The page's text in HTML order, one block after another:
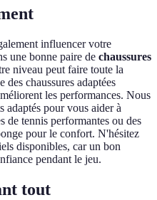
influencer votre
une bonne paire de chaussures
niveau peut faire toute la
chaussures adaptées
les performances. Nous
adaptés pour vous aider à
de tennis performantes ou des
pour le confort. N'hésitez
disponibles, car un bon
pendant le jeu.
tout